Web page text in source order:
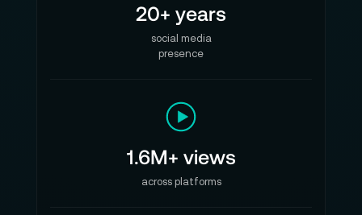
20+ years
social media
presence
1.6M+ views
across platforms